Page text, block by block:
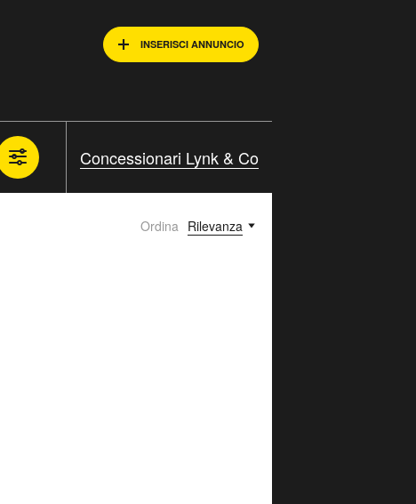
INSERISCI ANNUNCIO
Concessionari Lynk & Co
Ordina Rilevanza